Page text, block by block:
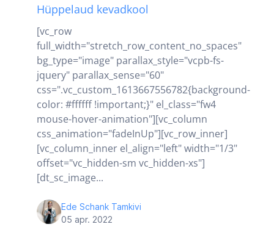
Hüppelaud kevadkool
[vc_row
full_width="stretch_row_content_no_spaces"
bg_type="image" parallax_style="vcpb-fs-
jquery" parallax_sense="60"
css=".vc_custom_1613667556782{background-
color: #ffffff !important;}" el_class="fw4
mouse-hover-animation"][vc_column
css_animation="fadeInUp"][vc_row_inner]
[vc_column_inner el_align="left" width="1/3"
offset="vc_hidden-sm vc_hidden-xs"]
[dt_sc_image...
Ede Schank Tamkivi
05 apr. 2022